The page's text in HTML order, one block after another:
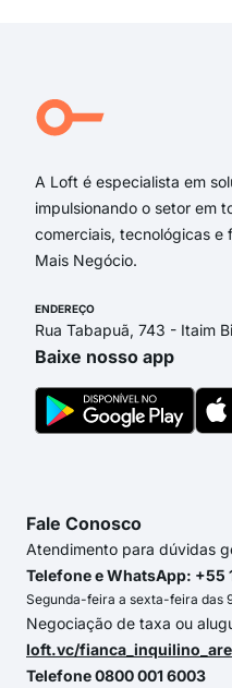
A Loft é especialista em
impulsionando o setor em
comerciais, tecnológicas e
Mais Negócio.
ENDEREÇO
Rua Tabapuã, 743 - Itaim
Baixe nosso app
Fale Conosco
Atendimento para dúvidas
Telefone e WhatsApp: +55
Segunda-feira a sexta-feira das
Negociação de taxa ou
loft.vc/
Telefone 0800 001 6003